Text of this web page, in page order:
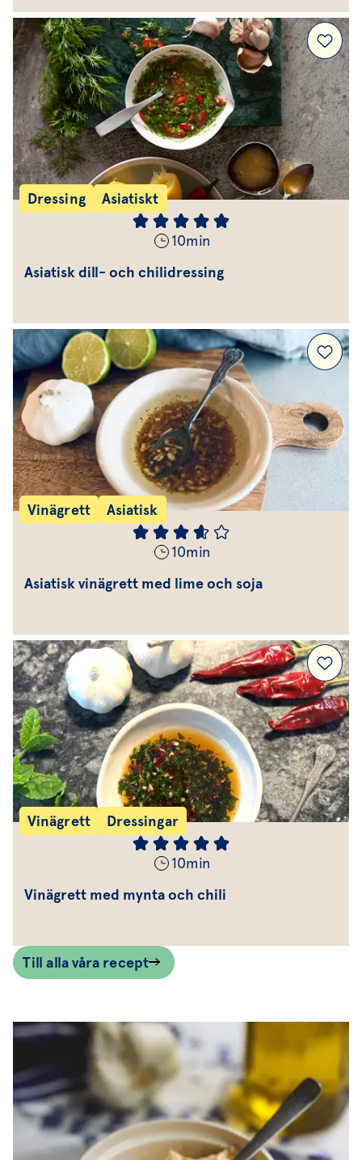
Dressing Asiatiskt
10min
Asiatisk dill- och chilidressing
Vinägrett Asiatisk
10min
Asiatisk vinägrett med lime och soja
Vinägrett Dressingar
10min
Vinägrett med mynta och chili
Till alla våra recept